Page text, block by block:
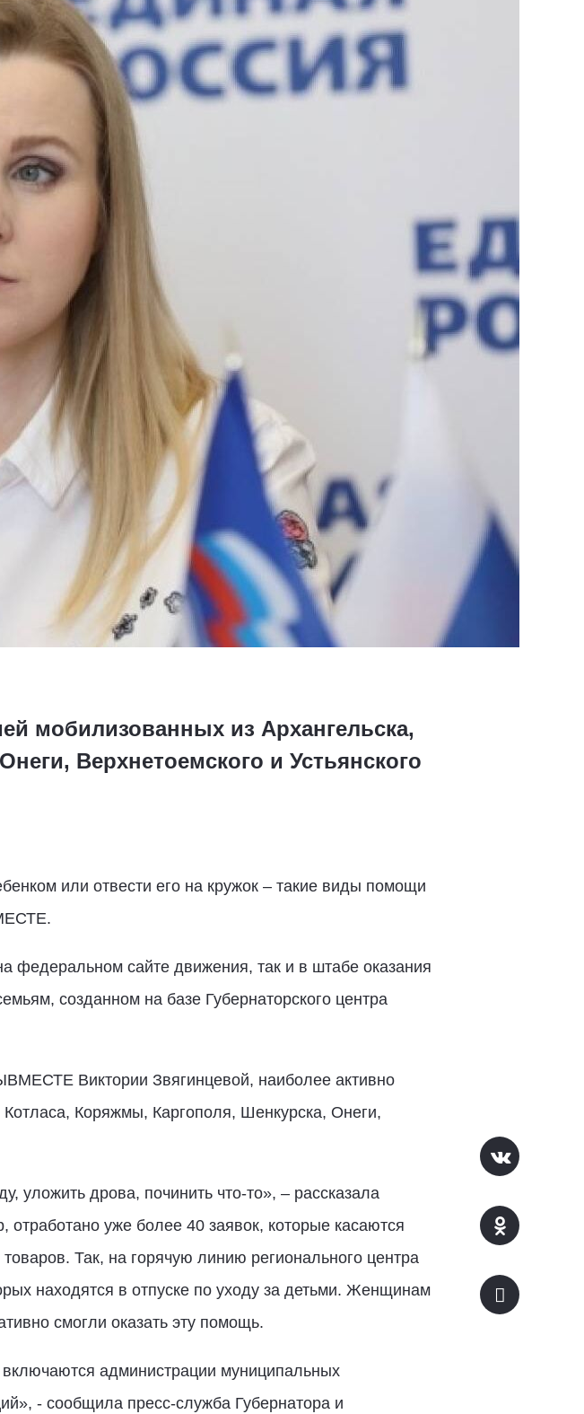
мобилизованных из Архангельска,
Верхнетоемского и Устьянского
или отвести его на кружок – такие виды помощи
федеральном сайте движения, так и в штабе оказания
созданном на базе Губернаторского центра
Виктории Звягинцевой, наиболее активно
Коряжмы, Каргополя, Шенкурска, Онеги,
уложить дрова, починить что-то», – рассказала
уже более 40 заявок, которые касаются
Так, на горячую линию регионального центра
находятся в отпуске по уходу за детьми. Женщинам
смогли оказать эту помощь.
администрации муниципальных
- сообщила пресс-служба Губернатора и